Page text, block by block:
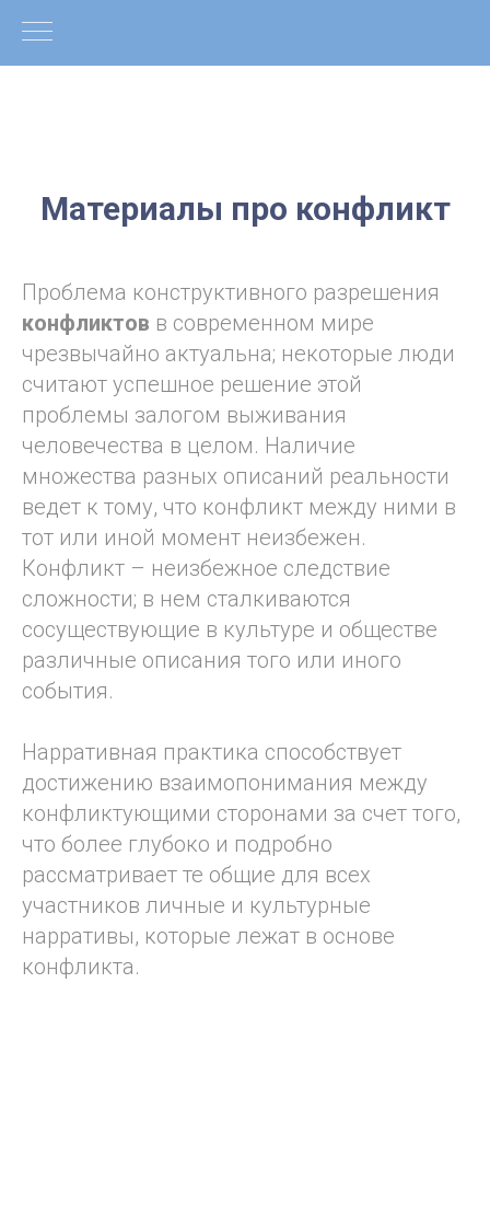
Материалы про конфликт
Проблема конструктивного разрешения
конфликтов в современном мире
чрезвычайно актуальна; некоторые люди
считают успешное решение этой
проблемы залогом выживания
человечества в целом. Наличие
множества разных описаний реальности
ведет к тому, что конфликт между ними в
тот или иной момент неизбежен.
Конфликт – неизбежное следствие
сложности; в нем сталкиваются
сосуществующие в культуре и обществе
различные описания того или иного
события.
Нарративная практика способствует
достижению взаимопонимания между
конфликтующими сторонами за счет того,
что более глубоко и подробно
рассматривает те общие для всех
участников личные и культурные
нарративы, которые лежат в основе
конфликта.